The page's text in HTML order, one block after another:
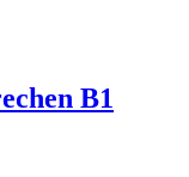
B1